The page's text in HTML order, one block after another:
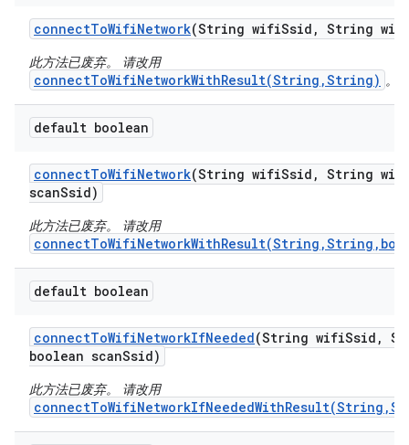
connectToWifiNetwork(String wifiSsid , String wifi
此方法已废弃。 请改用
connectToWifiNetworkWithResult(String,String) 。
default boolean
connectToWifiNetwork(String wifiSsid , String wifi
scanSsid)
此方法已废弃。 请改用
default boolean
connectToWifiNetworkIfNeeded(String wifiSsid ,
boolean scanSsid)
此方法已废弃。 请改用